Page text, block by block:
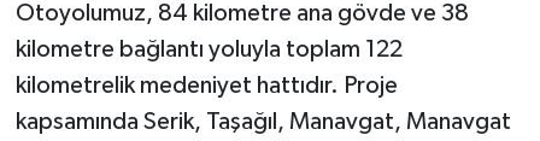
Otoyolumuz, 84 kilometre ana gövde ve 38
kilometre bağlantı yoluyla toplam 122
kilometrelik medeniyet hattıdır. Proje
kapsamında Serik, Taşağıl, Manavgat, Manavgat